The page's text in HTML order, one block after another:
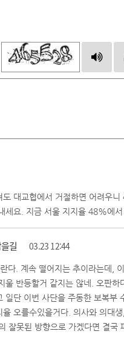
도 대교협에서 거절하면 어려우
세요. 지금 서울 지지율 48%에
길 03.23 12:44
다. 계속 떨어지는 추이라는데,
울 반등할거 같지는 않네. 오판
일단 이번 사단을 주동한 보복부
율 오를수있을거다. 의사와 의대
잘못된 방향으로 가겠다면 결국